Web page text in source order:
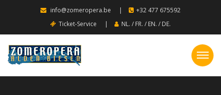
info@zomeropera.be |
+32 477 675592
Ticket-Service
| NL. / FR. / EN. / DE.